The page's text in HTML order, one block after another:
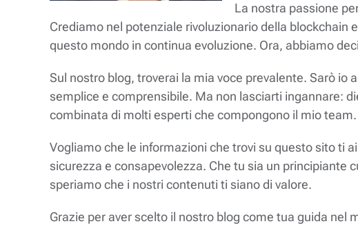
La nostra passione
Crediamo nel potenziale rivoluzionario della
questo mondo in continua evoluzione. Ora, abbiamo
Sul nostro blog, troverai la mia voce prevalente. Sarò
semplice e comprensibile. Ma non lasciarti ingannare:
combinata di molti esperti che compongono il mio team.
Vogliamo che le informazioni che trovi su questo sito ti
sicurezza e consapevolezza. Che tu sia un principiante
speriamo che i nostri contenuti ti siano di valore.
Grazie per aver scelto il nostro blog come tua guida